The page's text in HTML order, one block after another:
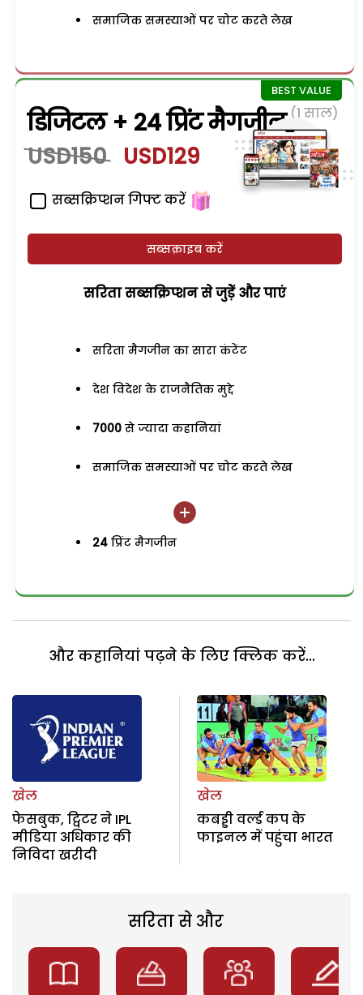
समाजिक समस्याओं पर चोट करते लेख
डिजिटल + 24 प्रिंट मैगजीन (1 साल)
USD150 USD129
सब्सक्रिप्शन गिफ्ट करें
सब्सक्राइब करें
सरिता सब्सक्रिप्शन से जुड़ेें और पाएं
सरिता मैगजीन का सारा कंटेंट
देश विदेश के राजनैतिक मुद्दे
7000 से ज्यादा कहानियां
समाजिक समस्याओं पर चोट करते लेख
24 प्रिंट मैगजीन
और कहानियां पढ़ने के लिए क्लिक करें...
खेल
फेसबुक, ट्विटर ने IPL
मीडिया अधिकार की
निविदा खरीदी
खेल
कबड्डी वर्ल्ड कप के
फाइनल में पहुंचा भारत
सरिता से और